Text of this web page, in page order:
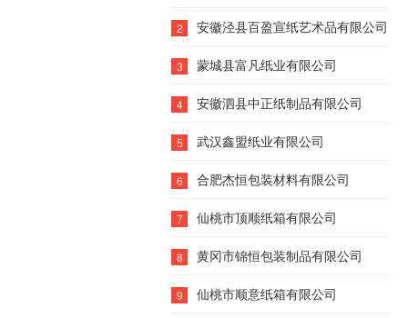
2 安徽泾县百盈宣纸艺术品有限公司
3 蒙城县富凡纸业有限公司
4 安徽泗县中正纸制品有限公司
5 武汉鑫盟纸业有限公司
6 合肥杰恒包装材料有限公司
7 仙桃市顶顺纸箱有限公司
8 黄冈市锦恒包装制品有限公司
9 仙桃市顺意纸箱有限公司